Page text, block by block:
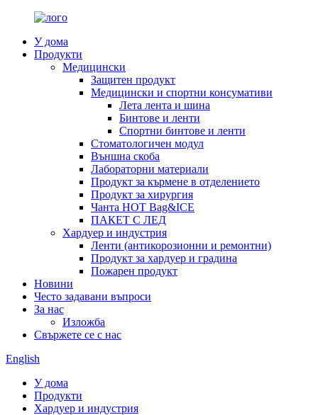
У дома
Продукти
Медицински
Защитен продукт
Медицински и спортни консумативи
Лета лента и шина
Бинтове и ленти
Спортни бинтове и ленти
Стоматологичен модул
Външна скоба
Лабораторни материали
Продукт за кърмене в отделението
Продукт за хирургия
Чанта HOT Bag&ICE
ПАКЕТ С ЛЕД
Хардуер и индустрия
Ленти (антикорозионни и ремонтни)
Продукт за хардуер и градина
Пожарен продукт
Новини
Често задавани въпроси
За нас
Изложба
Свържете се с нас
English
У дома
Продукти
Хардуер и индустрия